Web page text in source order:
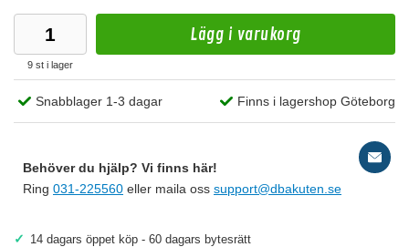
9 st i lager
Lägg i varukorg
Snabblager 1-3 dagar Finns i lagershop Göteborg
Behöver du hjälp? Vi finns här!
Ring 031-225560 eller maila oss support@dbakuten.se
✓ 14 dagars öppet köp - 60 dagars bytesrätt